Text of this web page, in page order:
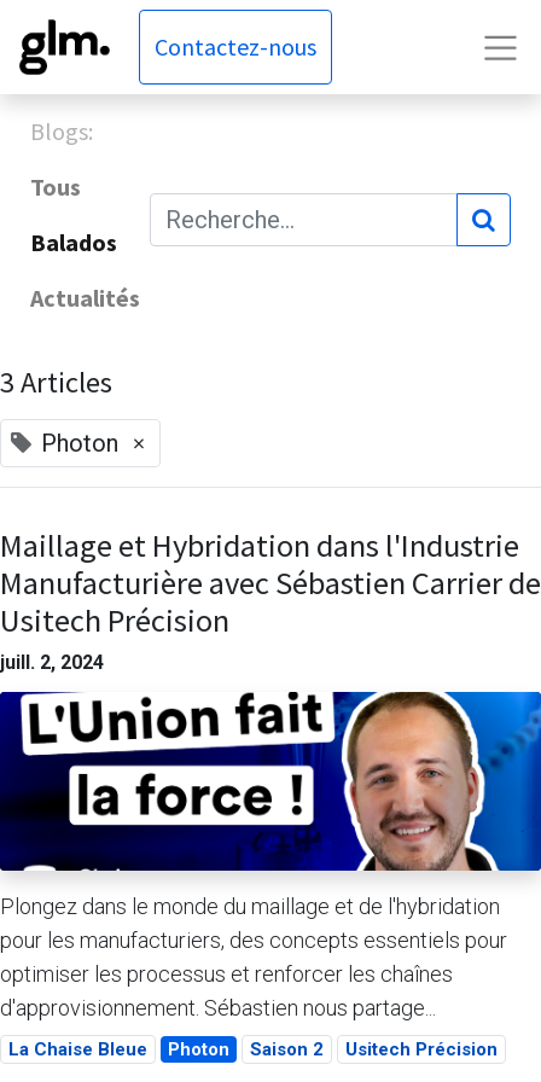
Contactez-nous
Blogs:
Tous
Balados
Actualités
3 Articles
Photon ×
Maillage et Hybridation dans l'Industrie
Manufacturière avec Sébastien Carrier de
Usitech Précision
juill. 2, 2024
Plongez dans le monde du maillage et de l'hybridation
pour les manufacturiers, des concepts essentiels pour
optimiser les processus et renforcer les chaînes
d'approvisionnement. Sébastien nous partage...
La Chaise Bleue Photon Saison 2 Usitech Précision